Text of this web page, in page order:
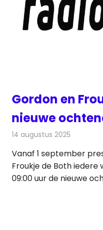
Gordon en
nieuwe
14 augustus 2025
Vanaf 1 september
Froukje de Both
09:00 uur de nieuwe